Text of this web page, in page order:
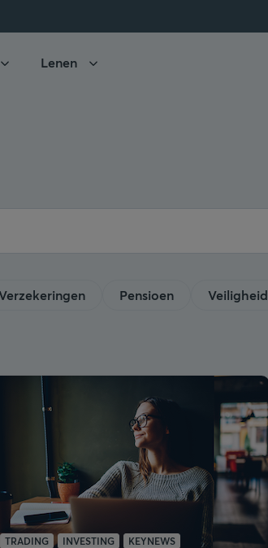
Lenen
Pensioen Veiligheid
TRADING INVESTING KEYNEWS